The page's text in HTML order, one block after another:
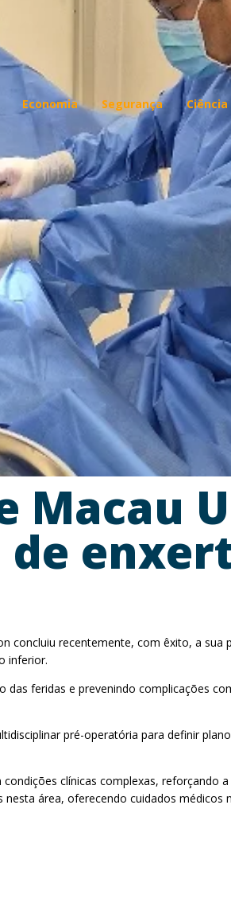
Economia Segurança Ciência
Macau
concluiu recentemente, com êxito, a
inferior.
feridas e prevenindo complicações
pré-operatória para definir
clínicas complexas, reforçando
área, oferecendo cuidados médicos